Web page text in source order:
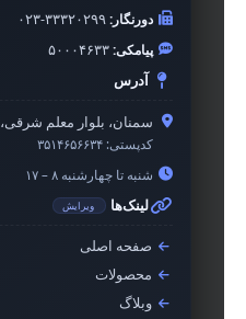
دورنگار:۰۲۳-۳۳۳۲۰۲۹۹
پیامکی:۵۰۰۰۴۶۳۳
آدرس
سمنان، بلوار معلم
کدپستی: ۳۵۱۴۶۵۶۶۳۴
شنبه تا چهارشنبه ۸ – ۱۷
لینک‌ها ویرایش
صفحه اصلی
محصولات
وبلاگ